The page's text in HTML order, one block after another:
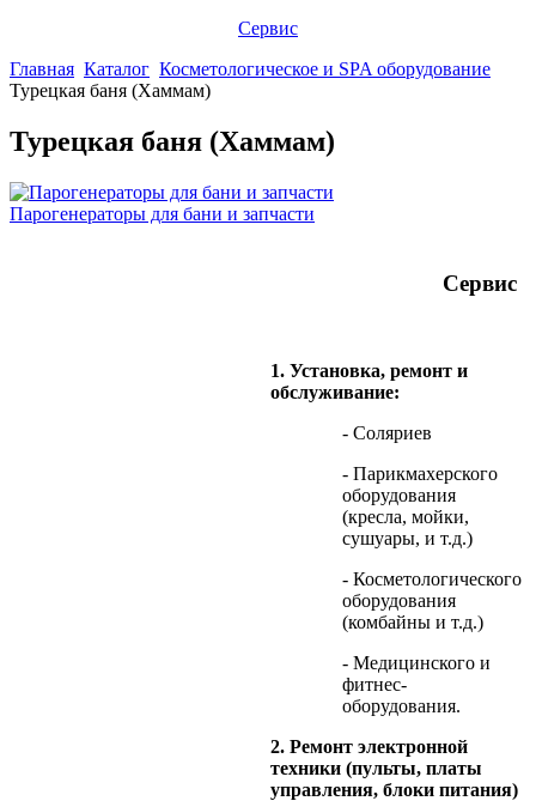
Сервис
Главная Каталог Косметологическое и SPA оборудование
Турецкая баня (Хаммам)
Турецкая баня (Хаммам)
Парогенераторы для бани и запчасти
Сервис
1. Установка, ремонт и
обслуживание:
- Соляриев
- Парикмахерского
оборудования
(кресла, мойки,
сушуары, и т.д.)
- Косметологического
оборудования
(комбайны и т.д.)
- Медицинского и
фитнес-
оборудования.
2. Ремонт электронной
техники (пульты, платы
управления, блоки питания)